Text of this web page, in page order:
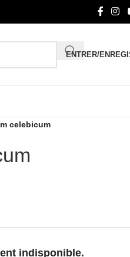
ENTRER/
celebicum
indisponible.